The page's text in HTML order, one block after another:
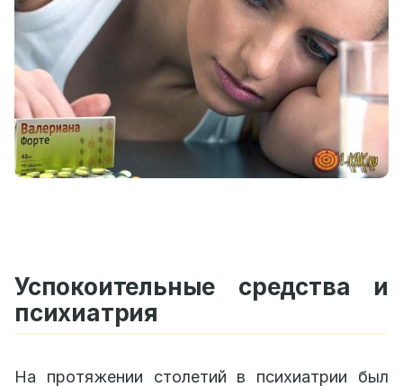
Успокоительные средства и
психиатрия
На протяжении столетий в психиатрии был